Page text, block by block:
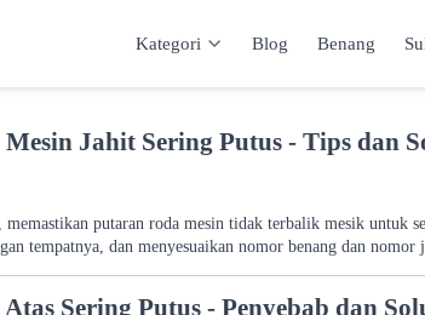
Kategori Blog Benang
Mesin Jahit Sering Putus - Tips dan
putaran roda mesin tidak terbalik mesik untuk
tempatnya, dan menyesuaikan nomor benang dan
Sering Putus - Penyebab dan